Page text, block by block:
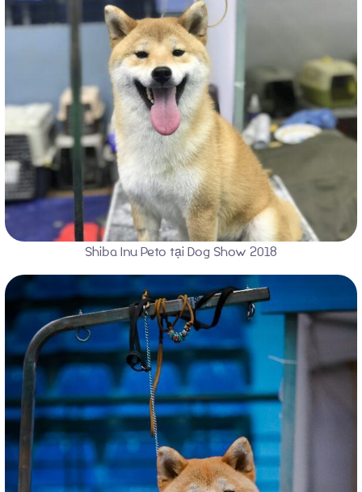
Shiba Inu Peto tại Dog Show 2018